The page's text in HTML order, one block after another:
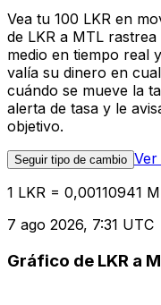
Vea tu 100 LKR en
de LKR a MTL rastrea
medio en tiempo real
valía su dinero en
cuándo se mueve la
alerta de tasa y le
objetivo.
Seguir tipo de cambio
1 LKR = 0,00110941
7 ago 2026, 7:31 UTC
Gráfico de LKR a